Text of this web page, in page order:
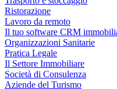
Ristorazione
Lavoro da remoto
Il tuo software CRM
Organizzazioni Sanitarie
Pratica Legale
Il Settore Immobiliare
Società di Consulenza
Aziende del Turismo